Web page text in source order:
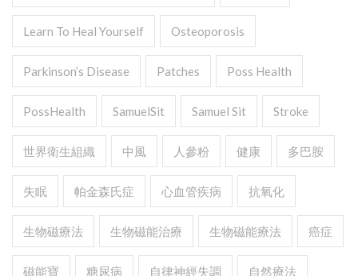
Learn To Heal Yourself Osteoporosis
Parkinson’s Disease Patches Poss Health
PossHealth SamuelSit Samuel Sit Stroke
世界衛生組織 中風 人參粉 健康 多巴胺
失眠 帕金森氏症 心血管疾病 抗氧化
生物磁療法 生物磁能治療 生物磁能療法 癌症
磁能寶 糖尿病 自律神經失調 自然療法